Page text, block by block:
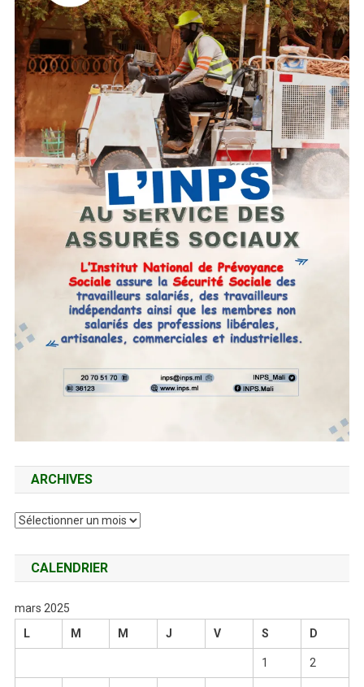
ARCHIVES
Archives
CALENDRIER
mars 2025
L
M M J V S D
1 2